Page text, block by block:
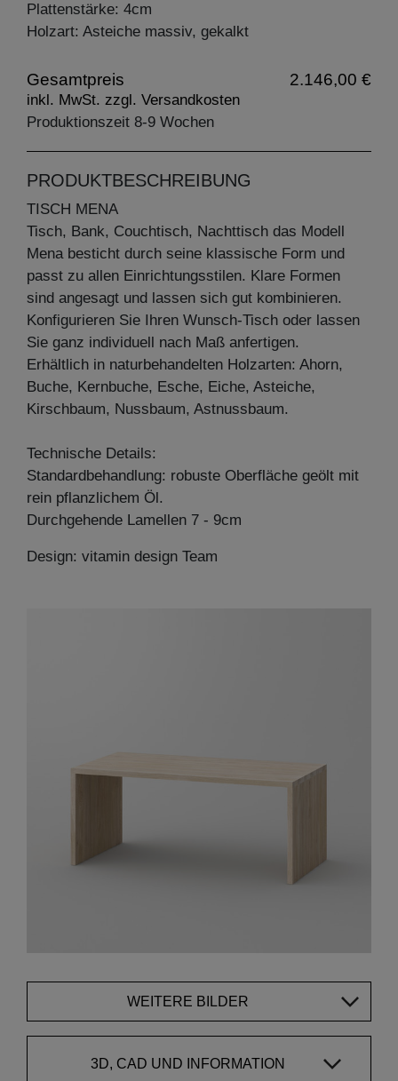
Plattenstärke: 4cm
Holzart: Asteiche massiv, gekalkt
Gesamtpreis 2.146,00 €
inkl. MwSt. zzgl. Versandkosten
Produktionszeit 8-9 Wochen
PRODUKTBESCHREIBUNG
TISCH MENA
Tisch, Bank, Couchtisch, Nachttisch das Modell
Mena besticht durch seine klassische Form und
passt zu allen Einrichtungsstilen. Klare Formen
sind angesagt und lassen sich gut kombinieren.
Konfigurieren Sie Ihren Wunsch-Tisch oder lassen
Sie ganz individuell nach Maß anfertigen.
Erhältlich in naturbehandelten Holzarten: Ahorn,
Buche, Kernbuche, Esche, Eiche, Asteiche,
Kirschbaum, Nussbaum, Astnussbaum.
Technische Details:
Standardbehandlung: robuste Oberfläche geölt mit
rein pflanzlichem Öl.
Durchgehende Lamellen 7 - 9cm
Design: vitamin design Team
WEITERE BILDER
3D, CAD UND INFORMATION